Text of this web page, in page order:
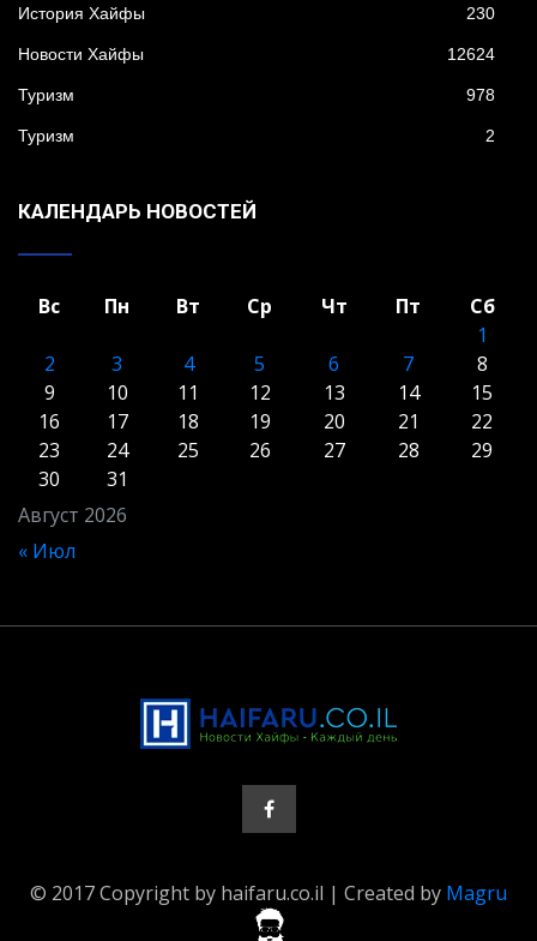
История Хайфы 230
Новости Хайфы 12624
Туризм 978
Туризм 2
КАЛЕНДАРЬ НОВОСТЕЙ
Август 2026
Вс Пн Вт Ср Чт Пт
Сб
1
2
3 4 5 6 7
8
9
10 11 12 13 14
15
16
17 18 19 20 21
22
23
24 25 26 27 28
29
30
31
« Июл
© 2017 Copyright by haifaru.co.il | Created by Magru